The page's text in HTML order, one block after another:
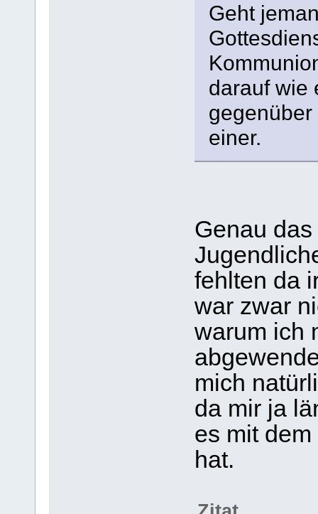
Geht
darauf wie
einer.
Genau
fehlten da
war zwar
warum ich
mich
da mir ja
es mit
hat.